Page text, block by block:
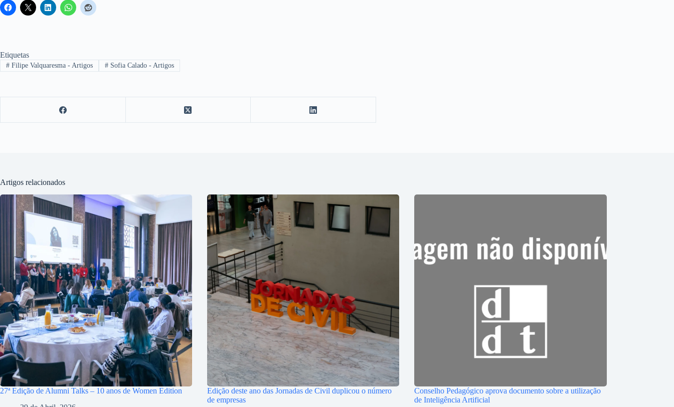
Etiquetas
#Filipe Valquaresma - Artigos #Sofia Calado - Artigos
Artigos relacionados
27ª Edição de Alumni Talks – 10 anos de Women Edition
Edição deste ano das Jornadas de Civil duplicou o número
de empresas
Conselho Pedagógico aprova documento sobre a utilização
de Inteligência Artificial